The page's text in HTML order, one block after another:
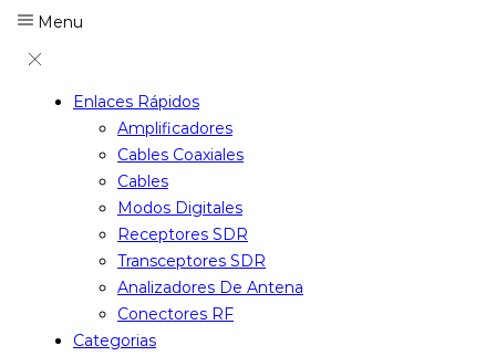
Menu
Enlaces Rápidos
Amplificadores
Cables Coaxiales
Cables
Modos Digitales
Receptores SDR
Transceptores SDR
Analizadores De Antena
Conectores RF
Categorias